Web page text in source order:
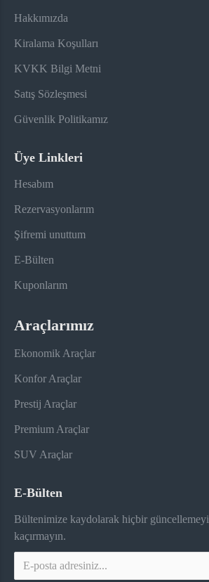
Hakkımızda
Kiralama Koşulları
KVKK Bilgi Metni
Satış Sözleşmesi
Güvenlik Politikamız
Üye Linkleri
Hesabım
Rezervasyonlarım
Şifremi unuttum
E-Bülten
Kuponlarım
Araçlarımız
Ekonomik Araçlar
Konfor Araçlar
Prestij Araçlar
Premium Araçlar
SUV Araçlar
E-Bülten
Bültenimize kaydolarak hiçbir
kaçırmayın.